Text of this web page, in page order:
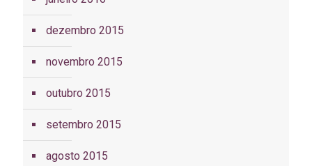
dezembro 2015
novembro 2015
outubro 2015
setembro 2015
agosto 2015